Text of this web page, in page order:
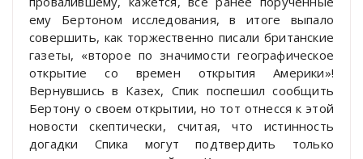
ему Бертоном исследования, в итоге выпало
совершить, как торжественно писали британские
газеты, «второе по значимости географическое
открытие со времен открытия Америки»!
Вернувшись в Казех, Спик поспешил сообщить
Бертону о своем открытии, но тот отнесся к этой
новости скептически, считая, что истинность
догадки Спика могут подтвердить только